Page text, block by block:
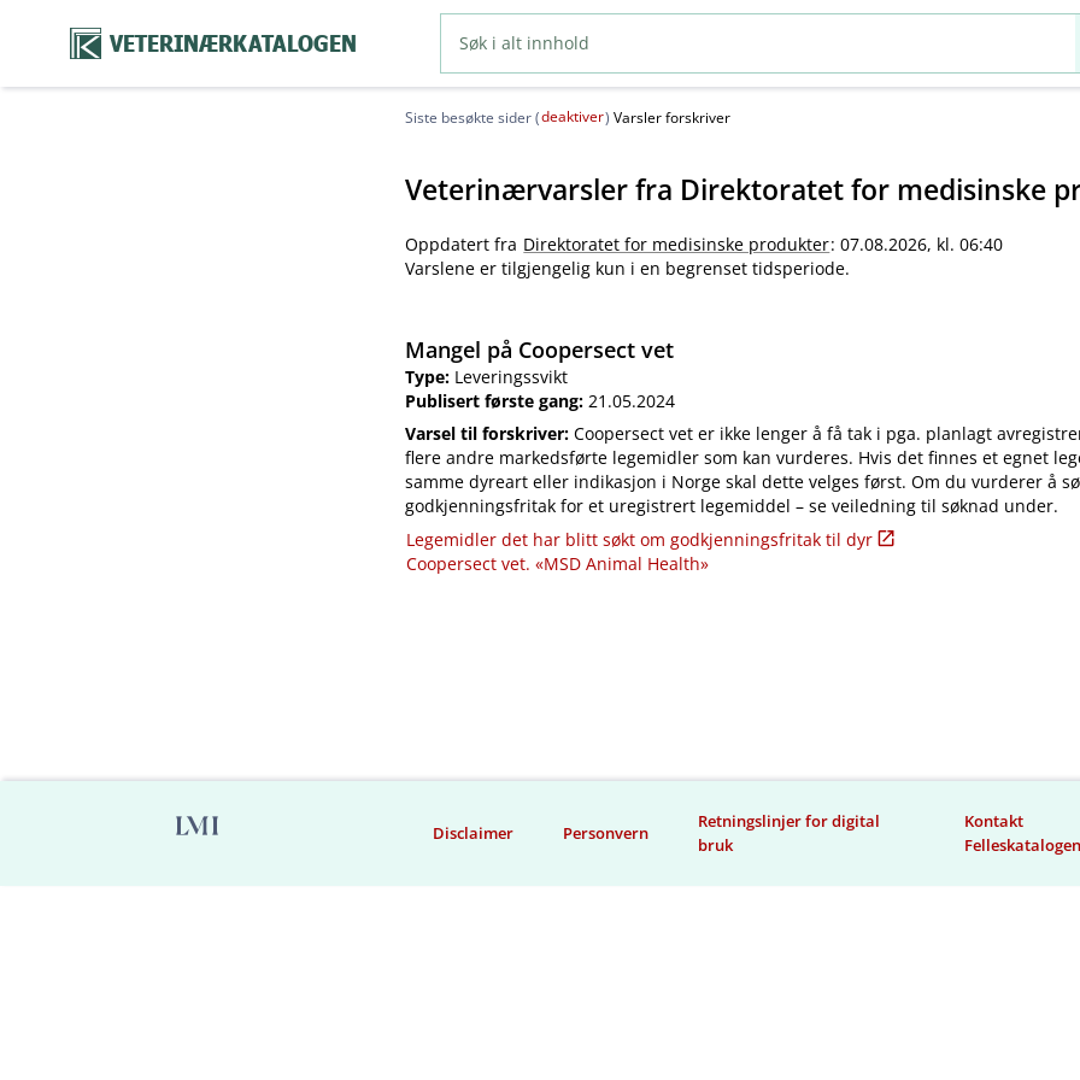
VETERINÆRKATALOGEN
Siste besøkte sider (deaktiver) Varsler forskriver
Veterinærvarsler fra Direktoratet for medisinske
Oppdatert fra Direktoratet for medisinske produkter: 07.08.2026, kl. 06:40
Varslene er tilgjengelig kun i en begrenset tidsperiode.
Mangel på Coopersect vet
Type: Leveringssvikt
Publisert første gang:21.05.2024
Varsel til forskriver:Coopersect vet er ikke lenger å få tak i pga. planlagt
flere andre markedsførte legemidler som kan vurderes. Hvis det finnes et egnet
samme dyreart eller indikasjon i Norge skal dette velges først. Om du vurderer å
godkjenningsfritak for et uregistrert legemiddel – se veiledning til søknad under.
Legemidler det har blitt søkt om godkjenningsfritak til dyr
Coopersect vet. «MSD Animal Health»
Disclaimer Personvern
Retningslinjer for digital
bruk
Kontakt
Felleskatalogen